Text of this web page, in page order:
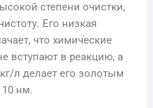
степени очистки,
Его низкая
что химические
вступают в реакцию, а
л делает его золотым
нм.